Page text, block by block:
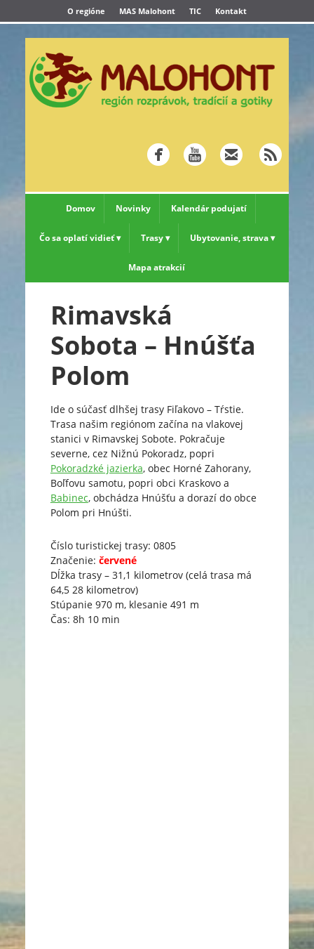
O regióne MAS Malohont TIC Kontakt
Domov Novinky Kalendár podujatí
Čo sa oplatí vidieť Trasy Ubytovanie, strava
Mapa atrakcií
Rimavská
Sobota – Hnúšťa
Polom
Ide o súčasť dlhšej trasy Fiľakovo – Tŕstie.
Trasa našim regiónom začína na vlakovej
stanici v Rimavskej Sobote. Pokračuje
severne, cez Nižnú Pokoradz, popri
Pokoradzké jazierka, obec Horné Zahorany,
Boľfovu samotu, popri obci Kraskovo a
Babinec, obchádza Hnúšťu a dorazí do obce
Polom pri Hnúšti.
Číslo turistickej trasy: 0805
Značenie: červené
Dĺžka trasy – 31,1 kilometrov (celá trasa má
64,5 28 kilometrov)
Stúpanie 970 m, klesanie 491 m
Čas: 8h 10 min